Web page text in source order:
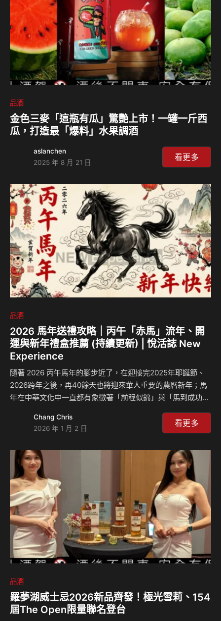
括： Whisky Hammer 聯合創辦人兼執行長 Daniel Miln…
品酒
金色三麥「這瓶有瓜」驚艷上市！一罐一斤西
瓜，打造最「爆料」水果調酒
aslanchen
2025 年 8 月 21 日
看更多
品酒
2026 馬年送禮攻略｜丙午「赤馬」流年、開
運與新年禮盒推薦 (持續更新) | 悅活誌 New
Experience
隨著 2026 丙午馬年的腳步近了，在迎接完2025年耶誕節、
2026跨年之後，再40餘天也將迎來華人重要的農曆新年；馬
年在中華文化中一直都有象徵著「前程似錦」與「馬到成功」
2026年的獨特性，以及看看有什麼新年應景禮盒推薦。 2026
丙午馬年：烈火中的奔騰「赤馬」 2026 年歲次丙午，從天干
「赤馬年」或「火馬年」。2026 年也是「九紫離火運」能量
爆發的關鍵點，這一年五行火氣極旺，大環境會呈現一種「加
速度」狀態，無論是科技革新還是社會情緒，都會如同烈火般
迅速蔓延。 這是一個極具能量…
Chang Chris
2026 年 1 月 2 日
看更多
品酒
羅夢湖威士忌2026新品齊發！極光雪莉、154
屆The Open限量聯名登台